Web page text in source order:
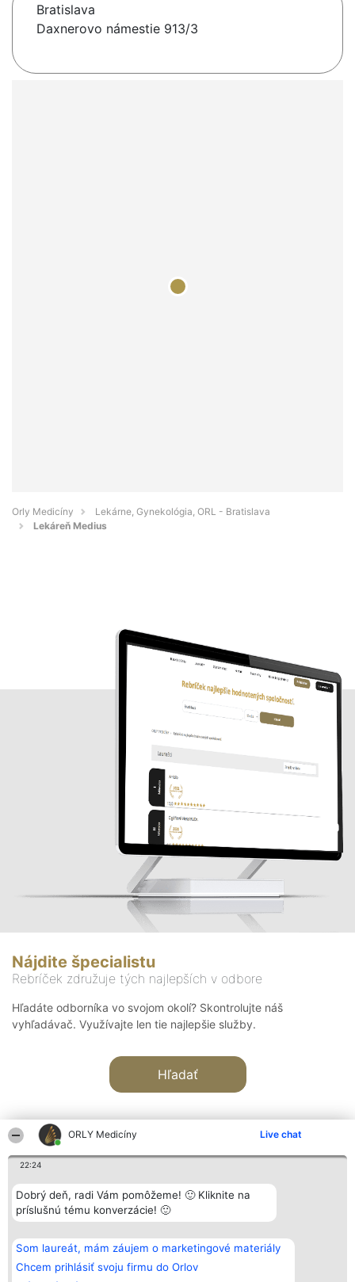
ORLY Medicíny Live chat
22:24
Dobrý deň, radi Vám pomôžeme! 🙂 Kliknite na
príslušnú tému konverzácie! 🙂
Som laureát, mám záujem o marketingové materiály
Chcem prihlásiť svoju firmu do Orlov
Bratislava
Daxnerovo námestie 913/3
Orly Medicíny
Lekárne, Gynekológia, ORL - Bratislava
Lekáreň Medius
Nájdite špecialistu
Rebríček združuje tých najlepších v odbore
Hľadáte odborníka vo svojom okolí? Skontrolujte náš
vyhľadávač. Využívajte len tie najlepšie služby.
Hľadať
Organizátor hodnotenia
Bright Side Solutions sp. z o.
o. sp. k.
Wrocław 50-079
KRS 0000749100 | Regon
381313360 | NIP 8943132676
+48 508 492 400
Hodnotenie
Laureáti
Lista
Laureatów
Podmienky
Obchodné
podmienky
Kontakt
Kontakt